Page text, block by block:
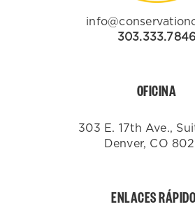
303.333.7846
OFICINA
303 E. 17th Ave.,
Denver, CO
ENLACES